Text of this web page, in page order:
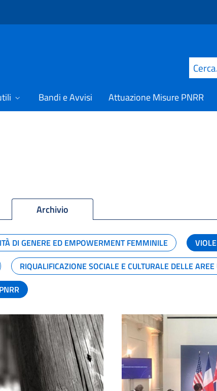
Cerca
Bandi e Avvisi Attuazione Misure PNRR
Archivio
DI GENERE ED EMPOWERMENT FEMMINILE
RIQUALIFICAZIONE SOCIALE E CULTURALE DELLE